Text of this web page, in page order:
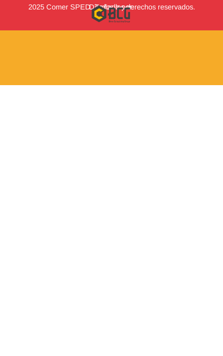
b
o
o
k
a
g
r
a
o
2025 Comer SPED. Todos los derechos reservados.
Diseñado por: